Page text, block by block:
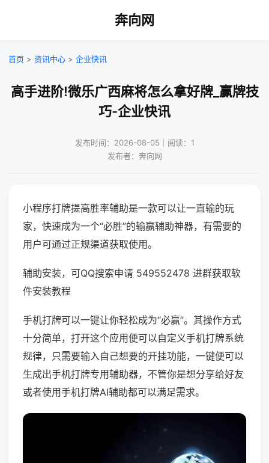
奔向网
首页 > 资讯中心 > 企业快讯
高手进阶!微乐广西麻将怎么拿好牌_赢牌技
巧-企业快讯
发布时间：2026-08-05｜阅读：1
发布者：奔向网
小程序打牌提高胜率辅助是一款可以让一直输的玩
家，快速成为一个“必胜”的输赢辅助神器，有需要的
用户可通过正规渠道获取使用。
辅助安装，可QQ搜索申请 549552478 进群获取软
件安装教程
手机打牌可以一键让你轻松成为“必赢”。其操作方式
十分简单，打开这个应用便可以自定义手机打牌系统
规律，只需要输入自己想要的开挂功能，一键便可以
生成出手机打牌专用辅助器，不管你是想分享给好友
或者使用手机打牌AI辅助都可以满足需求。